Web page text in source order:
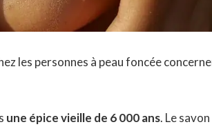
les personnes à peau foncée
une épice vieille de 6 000 ans. Le